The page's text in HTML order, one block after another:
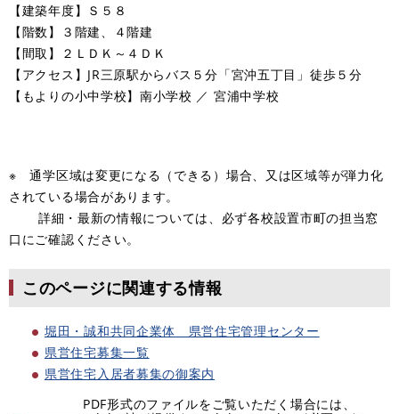
【建築年度】Ｓ５８
【階数】３階建、４階建
【間取】２ＬＤＫ～４ＤＫ
【アクセス】JR三原駅からバス５分「宮沖五丁目」徒歩５分
​【もよりの小中学校】南小学校 ／ 宮浦中学校
※ 通学区域は変更になる（できる）場合、又は区域等が弾力化
されている場合があります。
詳細・最新の情報については、必ず各校設置市町の担当窓
口にご確認ください。
このページに関連する情報
堀田・誠和共同企業体 県営住宅管理センター
県営住宅募集一覧
県営住宅入居者募集の御案内
PDF形式のファイルをご覧いただく場合には、